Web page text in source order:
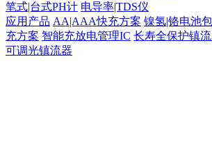
笔式|台式PH计 电导率|TDS仪
应用产品 AA|AAA快充方案 镍氢|铬电池
充方案 智能充放电管理IC 长寿全保护镇
可调光镇流器